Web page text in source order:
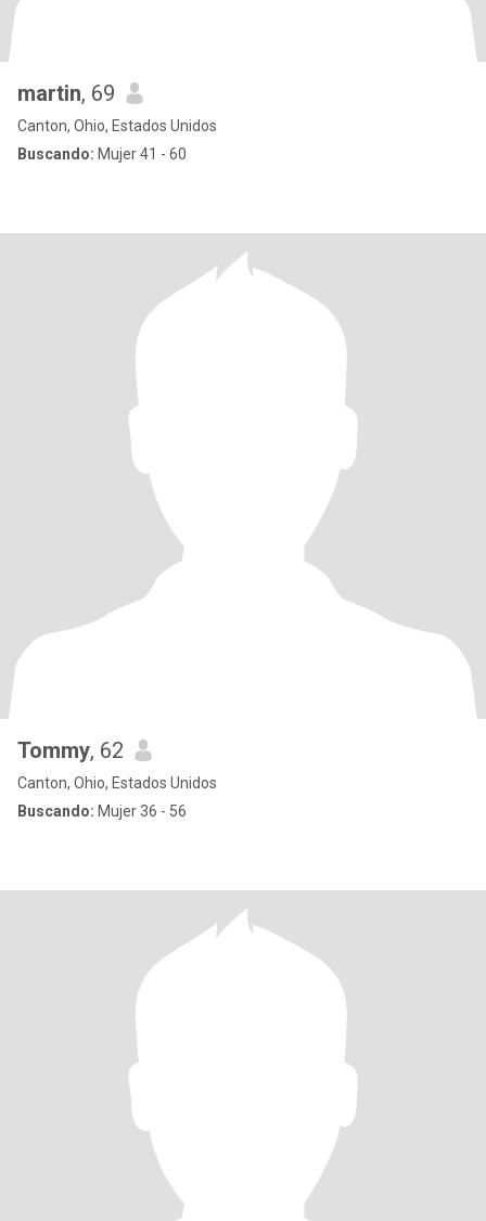
martin, 69
Canton, Ohio, Estados Unidos
Buscando: Mujer 41 - 60
Tommy, 62
Canton, Ohio, Estados Unidos
Buscando: Mujer 36 - 56